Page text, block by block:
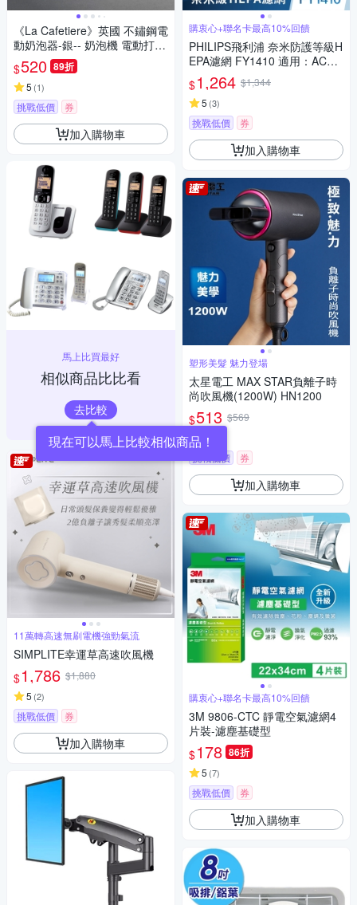
《La Cafetiere》英國 不鏽鋼電
動奶泡器-銀-- 奶泡機 電動打蛋
機
$520 89折
5 (1)
挑戰低價 券
加入購物車
馬上比買最好
相似商品比比看
去比較
11萬轉高速無刷電機強勁氣流
SIMPLITE幸運草高速吹風機
$1,786 $1,880
5 (2)
挑戰低價 券
加入購物車
購衷心+聯名卡最高10%回饋
PHILIPS飛利浦 奈米防護等級H
EPA濾網 FY1410 適用：AC12
13
$1,264 $1,344
5 (3)
挑戰低價 券
加入購物車
塑形美髮 魅力登場
太星電工 MAX STAR負離子時
尚吹風機(1200W) HN1200
$513 $569
挑戰低價 券
加入購物車
購衷心+聯名卡最高10%回饋
3M 9806-CTC 靜電空氣濾網4
片裝-濾塵基礎型
$178 86折
5 (7)
挑戰低價 券
加入購物車